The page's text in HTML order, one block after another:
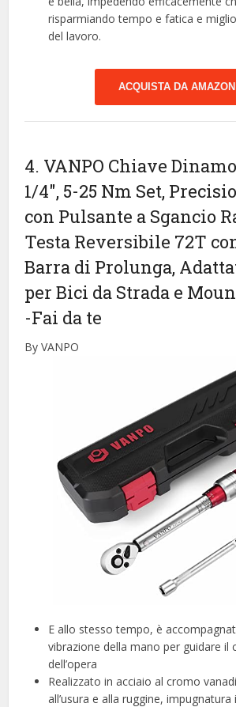
risparmiando tempo e fatica e
del lavoro.
ACQUISTA DA AMAZON
4. VANPO Chiave
1/4″, 5-25 Nm Set,
con Pulsante a Sgancio
Testa Reversibile 72T
Barra di Prolunga,
per Bici da Strada e
-Fai da te
By VANPO
E allo stesso tempo, è
vibrazione della mano per guidare il
dell’opera
Realizzato in acciaio al cromo
all’usura e alla ruggine, impugnatura